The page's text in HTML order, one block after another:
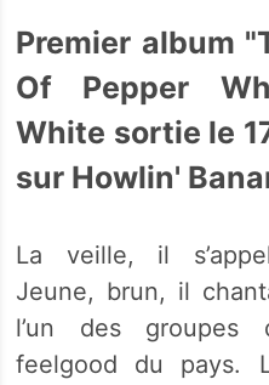
Premier album
Of Pepper
White sortie le
sur Howlin'
La veille, il
Jeune, brun, il
l’un des
feelgood du pays.